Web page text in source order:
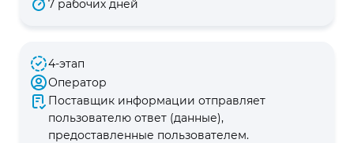
7 рабочих дней
4-этап
Оператор
Поставщик информации отправляет
пользователю ответ (данные),
предоставленные пользователем.